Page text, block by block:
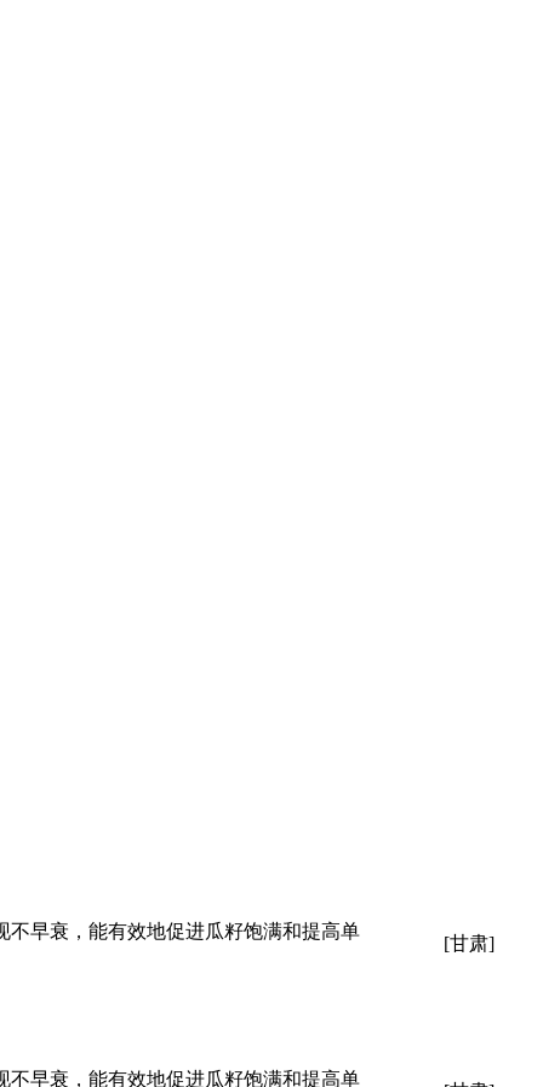
早衰，能有效地促进瓜籽饱满和提高单
[甘肃]
早衰，能有效地促进瓜籽饱满和提高单